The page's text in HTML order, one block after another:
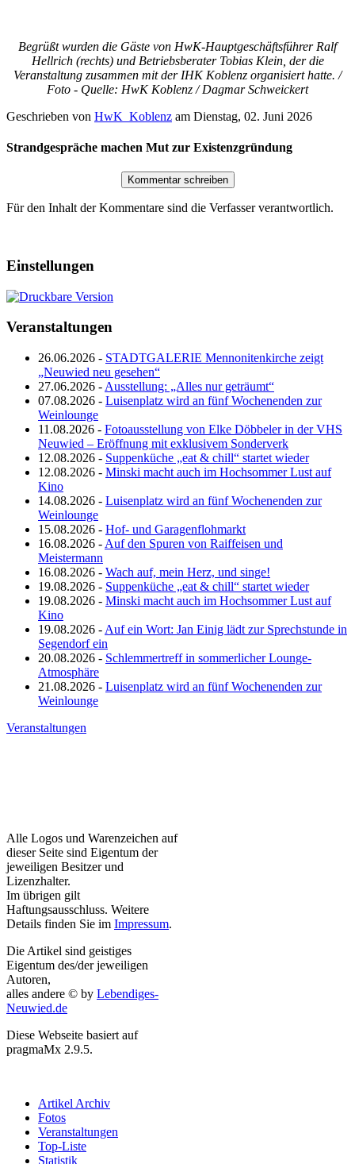
Begrüßt wurden die Gäste von HwK-Hauptgeschäftsführer Ralf
Hellrich (rechts) und Betriebsberater Tobias Klein, der die
Veranstaltung zusammen mit der IHK Koblenz organisiert hatte. /
Foto - Quelle: HwK Koblenz / Dagmar Schweickert
Geschrieben von HwK_Koblenz am Dienstag, 02. Juni 2026
Strandgespräche machen Mut zur Existenzgründung
Für den Inhalt der Kommentare sind die Verfasser verantwortlich.
Einstellungen
Veranstaltungen
26.06.2026 - STADTGALERIE Mennonitenkirche zeigt
„Neuwied neu gesehen“
27.06.2026 - Ausstellung: „Alles nur geträumt“
07.08.2026 - Luisenplatz wird an fünf Wochenenden zur
Weinlounge
11.08.2026 - Fotoausstellung von Elke Döbbeler in der VHS
Neuwied – Eröffnung mit exklusivem Sonderverk
12.08.2026 - Suppenküche „eat & chill“ startet wieder
12.08.2026 - Minski macht auch im Hochsommer Lust auf
Kino
14.08.2026 - Luisenplatz wird an fünf Wochenenden zur
Weinlounge
15.08.2026 - Hof- und Garagenflohmarkt
16.08.2026 - Auf den Spuren von Raiffeisen und
Meistermann
16.08.2026 - Wach auf, mein Herz, und singe!
19.08.2026 - Suppenküche „eat & chill“ startet wieder
19.08.2026 - Minski macht auch im Hochsommer Lust auf
Kino
19.08.2026 - Auf ein Wort: Jan Einig lädt zur Sprechstunde in
Segendorf ein
20.08.2026 - Schlemmertreff in sommerlicher Lounge-
Atmosphäre
21.08.2026 - Luisenplatz wird an fünf Wochenenden zur
Weinlounge
Veranstaltungen
Alle Logos und Warenzeichen auf
dieser Seite sind Eigentum der
jeweiligen Besitzer und
Lizenzhalter.
Im übrigen gilt
Haftungsausschluss. Weitere
Details finden Sie im Impressum.
Die Artikel sind geistiges
Eigentum des/der jeweiligen
Autoren,
alles andere © by Lebendiges-
Neuwied.de
Diese Webseite basiert auf
pragmaMx 2.9.5.
Artikel Archiv
Fotos
Veranstaltungen
Top-Liste
Statistik